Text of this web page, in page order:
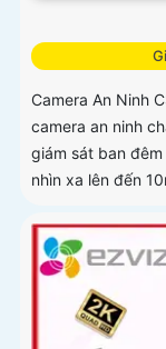
Camera An Ninh
camera an ninh
giám sát ban
nhìn xa lên đến